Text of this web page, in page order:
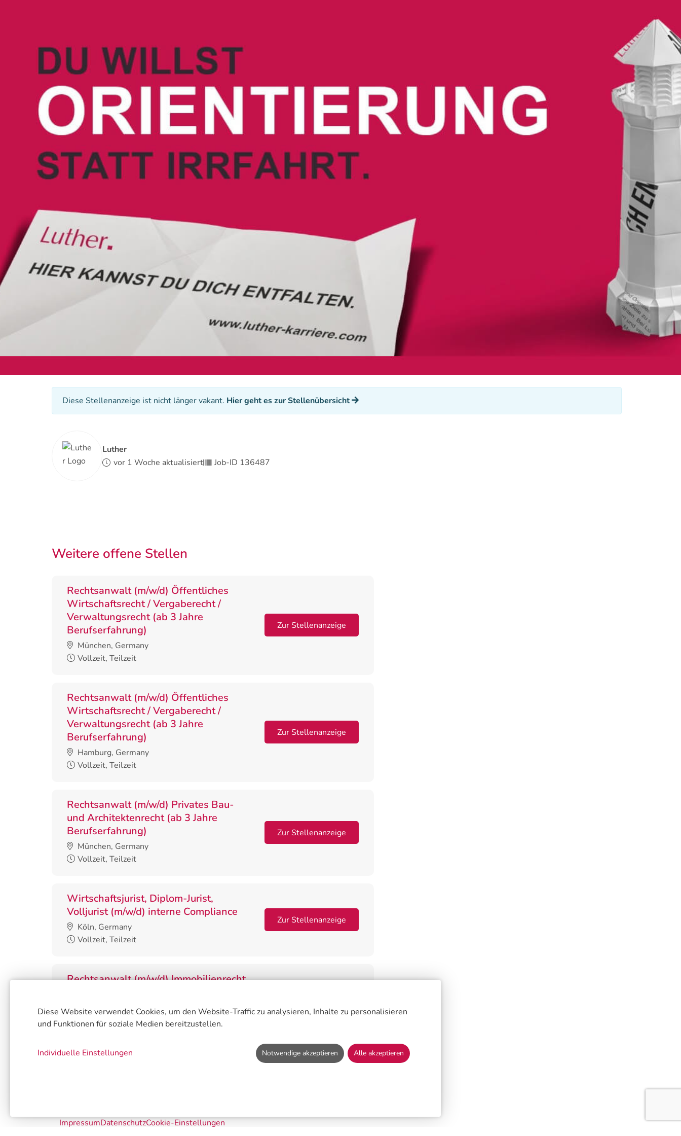
Diese Stellenanzeige ist nicht länger vakant. Hier geht es zur Stellenübersicht
Luther
vor 1 Woche aktualisiert
Job-ID 136487
Weitere offene Stellen
Rechtsanwalt (m/w/d) Öffentliches
Wirtschaftsrecht / Vergaberecht /
Verwaltungsrecht (ab 3 Jahre
Berufserfahrung)
München, Germany
Vollzeit, Teilzeit
Zur Stellenanzeige
Rechtsanwalt (m/w/d) Öffentliches
Wirtschaftsrecht / Vergaberecht /
Verwaltungsrecht (ab 3 Jahre
Berufserfahrung)
Hamburg, Germany
Vollzeit, Teilzeit
Zur Stellenanzeige
Rechtsanwalt (m/w/d) Privates Bau-
und Architektenrecht (ab 3 Jahre
Berufserfahrung)
München, Germany
Vollzeit, Teilzeit
Zur Stellenanzeige
Wirtschaftsjurist, Diplom-Jurist,
Volljurist (m/w/d) interne Compliance
Köln, Germany
Vollzeit, Teilzeit
Zur Stellenanzeige
Rechtsanwalt (m/w/d) Immobilienrecht
(mit Berufserfahrung)
Düsseldorf, Germany
Zur Stellenanzeige
ImpressumDatenschutzCookie-Einstellungen
Diese Website verwendet Cookies, um den Website-Traffic zu analysieren, Inhalte zu personalisieren
und Funktionen für soziale Medien bereitzustellen.
Individuelle Einstellungen Notwendige akzeptieren Alle akzeptieren